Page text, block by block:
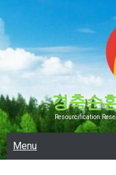
to
content
경축순
Resourcification
Menu